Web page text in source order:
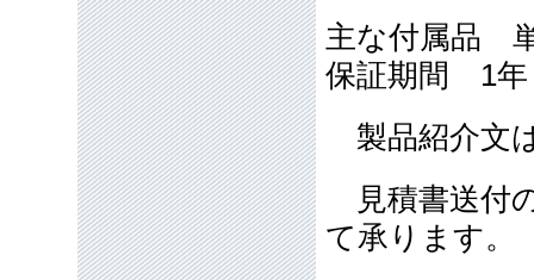
主な付属品
保証期間 1
製品紹介文
見積書送付
て承ります。